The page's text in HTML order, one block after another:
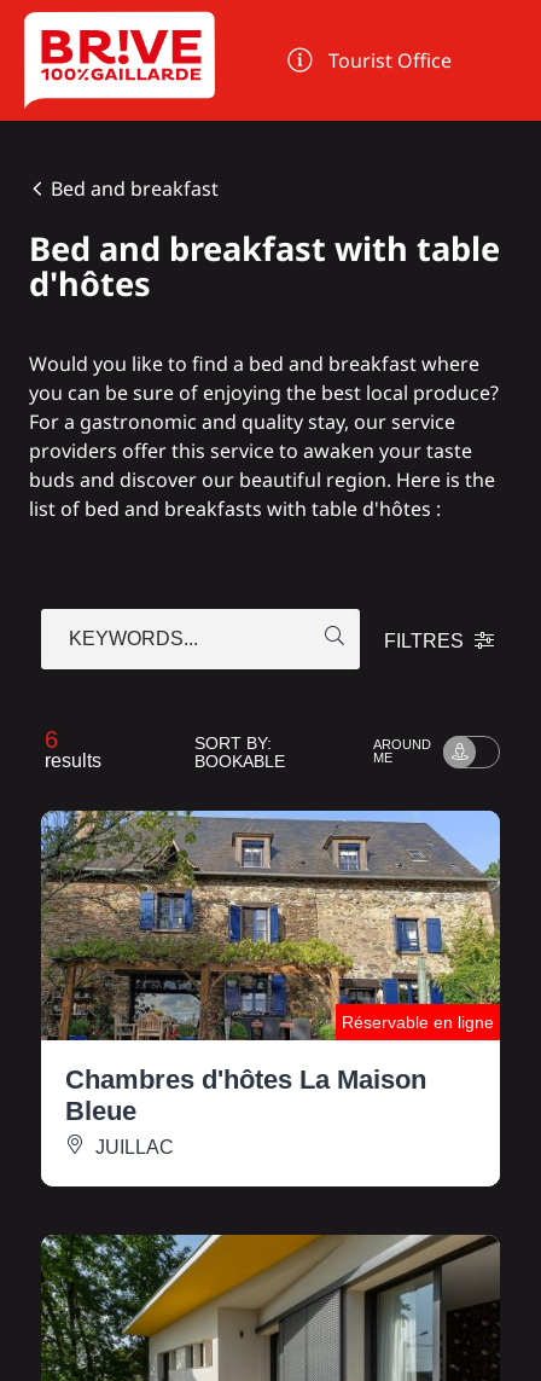
Cookies management panel
Tourist Office
Bed and breakfast
Bed and breakfast with table
d'hôtes
Would you like to find a bed and breakfast where
you can be sure of enjoying the best local produce?
For a gastronomic and quality stay, our service
providers offer this service to awaken your taste
buds and discover our beautiful region. Here is the
list of bed and breakfasts with table d'hôtes :
KEYWORDS... FILTRES
6
results
SORT BY:
BOOKABLE
AROUND
ME
Réservable en ligne
Chambres d'hôtes La Maison
Bleue
JUILLAC